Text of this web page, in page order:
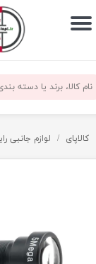
حساب کاربری من
سفارشات
کالاپای لوازم جانبی